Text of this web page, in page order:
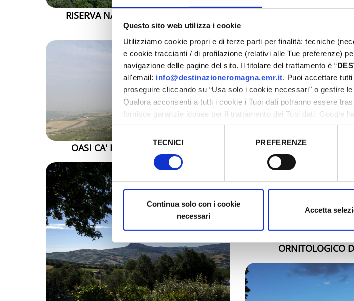
Questo sito web utilizza i cookie
Utilizziamo cookie propri e di terze parti per finalità: tecniche
e cookie traccianti / di profilazione (relativi alle Tue preferenze)
navigazione delle pagine del sito. Il titolare del trattamento è “
all'email: info@destinazioneromagna.emr.it. Puoi accettare
proseguire cliccando su “Usa solo i cookie necessari" o gestire
Qualora acconsenti a tutti i cookie i Tuoi dati potranno essere
fornisce garanzie idonee per il trattamento dei Tuoi dati. Google
sicurezza a Tutela dei navigatori, che abbiamo valutato essere
Selezione
del
TECNICI PREFERENZE
Continua solo con i cookie
necessari
Accetta
RISERVA NATURALE ORIENTATA DI
ONFERNO
PARCO
OASI CA' BRIGIDA | VERUCCHIO
ORNITOLOGICO